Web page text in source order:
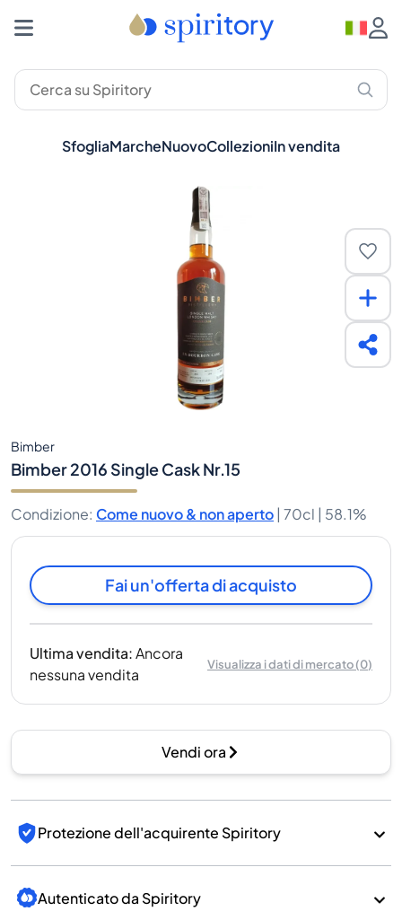
SfogliaMarcheNuovoCollezioniIn vendita
Bimber
Bimber 2016 Single Cask Nr.15
Condizione: Come nuovo & non aperto | 70cl | 58.1%
Fai un'offerta di acquisto
Ultima vendita:Ancora
nessuna vendita
Visualizza i dati di mercato(0)
Vendi ora
Protezione dell'acquirente Spiritory
Autenticato da Spiritory